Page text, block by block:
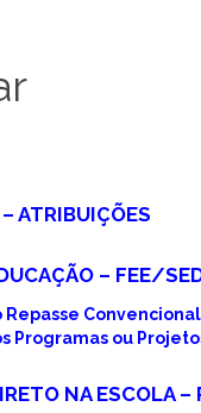
ATRIBUIÇÕES
– FEE/
Repasse Convencional
Programas ou
NA ESCOLA